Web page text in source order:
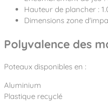
Hauteur de plancher :
Dimensions zone
Polyvalence des
Poteaux disponibles en :
Aluminium
Plastique recyclé